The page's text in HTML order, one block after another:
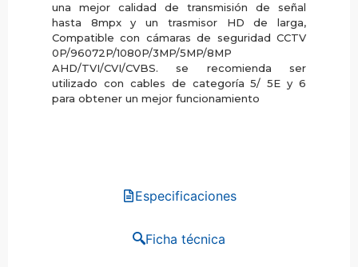
Especificaciones
Ficha técnica
una mejor calidad de transmisión de señal
hasta 8mpx y un trasmisor HD de larga,
Compatible con cámaras de seguridad CCTV
0P/96072P/1080P/3MP/5MP/8MP
AHD/TVI/CVI/CVBS. se recomienda ser
utilizado con cables de categoría 5/ 5E y 6
para obtener un mejor funcionamiento